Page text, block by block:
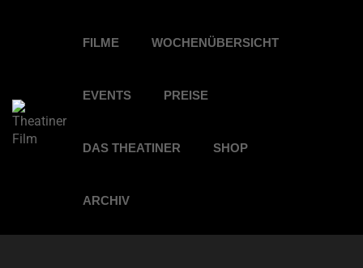
FILME WOCHENÜBERSICHT
EVENTS PREISE
DAS THEATINER SHOP
ARCHIV